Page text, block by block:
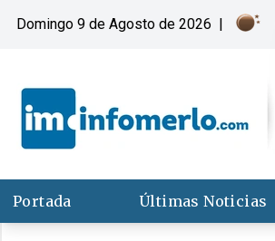
Domingo 9 de Agosto de 2026 |
Portada Últimas Noticias